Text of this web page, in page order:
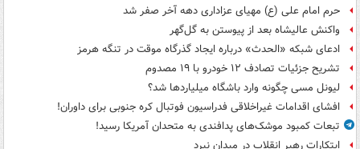
حرم امام علی (ع) مهیای عزاداری دهه آخر صفر شد
واکنش عالیشاه بعد از پیوستن به گل‌گهر
ادعای شبکه «الحدث» درباره ایجاد گذرگاه موقت در تنگه هرمز
تشریح جزئیات تصادف ۱۲ خودرو با ۱۹ مصدوم
لیونل مسی چگونه وارد باشگاه میلیاردها شد؟
افشای اقدامات غیراخلاقی فدراسیون فوتبال کره جنوبی برای داوران!
تبعات کمبود موشک‌های پدافندی به متحدان آمریکا رسید!
ابتکارات رهبر انقلاب در میدان نبرد